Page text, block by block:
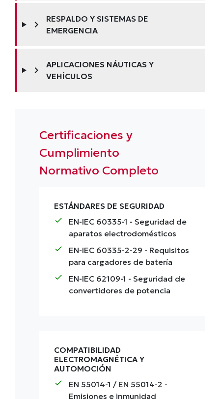
chevron_right
RESPALDO Y SISTEMAS DE
EMERGENCIA
chevron_right
APLICACIONES NÁUTICAS Y
VEHÍCULOS
Certificaciones y
Cumplimiento
Normativo Completo
ESTÁNDARES DE SEGURIDAD
check EN-IEC 60335-1 - Seguridad de
aparatos electrodomésticos
check EN-IEC 60335-2-29 - Requisitos
para cargadores de batería
check EN-IEC 62109-1 - Seguridad de
convertidores de potencia
COMPATIBILIDAD
ELECTROMAGNÉTICA Y
AUTOMOCIÓN
check EN 55014-1 / EN 55014-2 -
Emisiones e inmunidad